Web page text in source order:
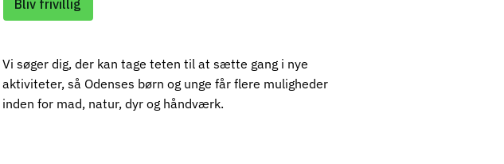
Bliv frivillig
Vi søger dig, der kan tage teten til at sætte gang i nye
aktiviteter, så Odenses børn og unge får flere muligheder
inden for mad, natur, dyr og håndværk.